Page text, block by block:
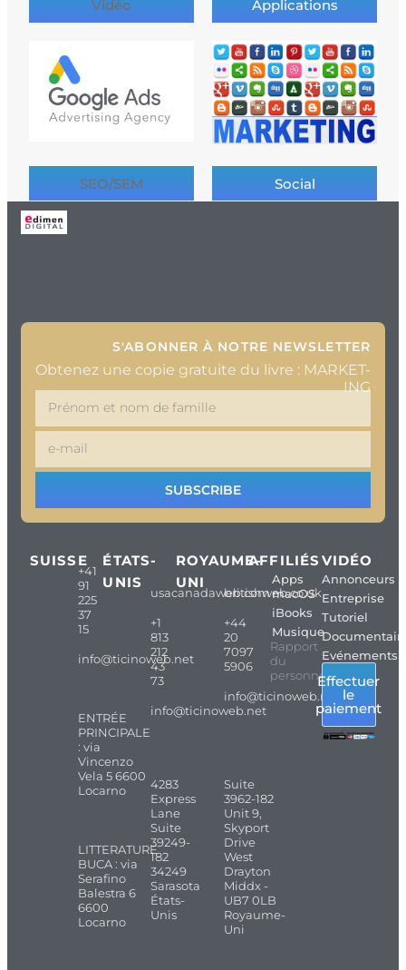
Vidéo Applications
SEO/SEM Social
S'ABONNER À NOTRE NEWSLETTER
Obtenez une copie gratuite du livre : MARKET-
ING
SUBSCRIBE
SUISSE
+41
91
225
37
15
info@ticinoweb.net
ENTRÉE
PRINCIPALE
: via
Vincenzo
Vela 5 6600
Locarno
LITTERATURE
BUCA : via
Serafino
Balestra 6
6600
Locarno
ÉTATS-
UNIS
usacanadaweb.com
+1
813
212
43
73
info@ticinoweb.net
4283
Express
Lane
Suite
39249-
182
34249
Sarasota
États-
Unis
ROYAUME-
UNI
britishweb.co.uk
+44
20
7097
5906
info@ticinoweb.net
Suite
3962-182
Unit 9,
Skyport
Drive
West
Drayton
Middx -
UB7 0LB
Royaume-
Uni
AFFILIÉS
Apps
macOS
iBooks
Musique
Rapport
du
personnel
VIDÉO
Annonceurs
Entreprise
Tutoriel
Evénements
Effectuer
le
paiement